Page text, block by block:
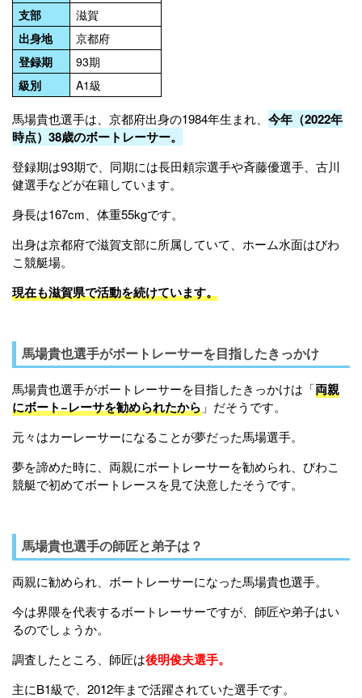
支部
滋賀
出身地
京都府
登録期
93期
級別
A1級
馬場貴也選手は、京都府出身の1984年生まれ、 今年（2022年
時点）38歳のボートレーサー。
登録期は93期で、同期には長田頼宗選手や斉藤優選手、古川
健選手などが在籍しています。
身長は167cm、体重55kgです。
出身は京都府で滋賀支部に所属していて、ホーム水面はびわ
こ競艇場。
現在も滋賀県で活動を続けています。
馬場貴也選手がボートレーサーを目指したきっかけ
馬場貴也選手がボートレーサーを目指したきっかけは「両親
にボート−レーサを勧められたから 」だそうです。
元々はカーレーサーになることが夢だった馬場選手。
夢を諦めた時に、両親にボートレーサーを勧められ、びわこ
競艇で初めてボートレースを見て決意したそうです。
馬場貴也選手の師匠と弟子は？
両親に勧められ、ボートレーサーになった馬場貴也選手。
今は界隈を代表するボートレーサーですが、師匠や弟子はい
るのでしょうか。
調査したところ、師匠は後明俊夫選手。
主にB1級で、2012年まで活躍されていた選手です。